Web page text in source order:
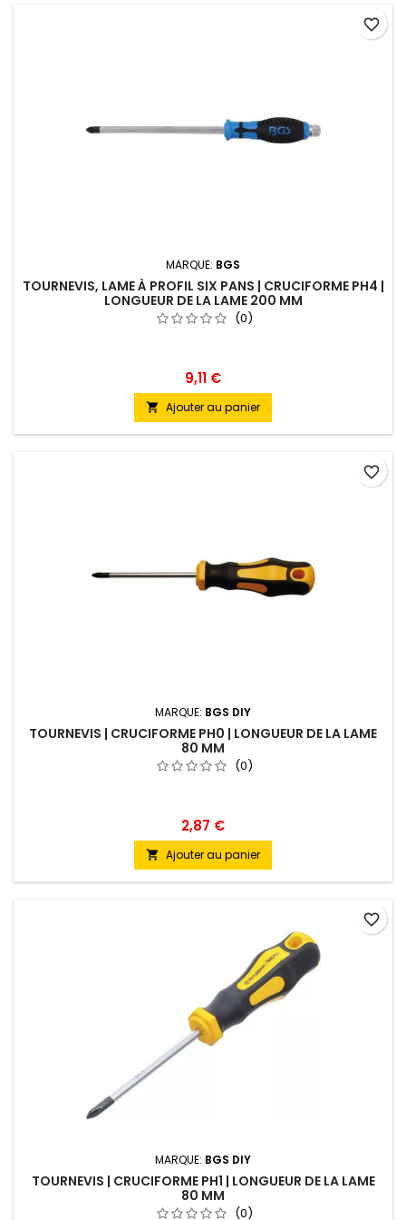
MARQUE: BGS
TOURNEVIS, LAME À PROFIL SIX PANS | CRUCIFORME PH4 |
LONGUEUR DE LA LAME 200 MM
(0)
9,11 €
 Ajouter au panier
favorite_border
MARQUE: BGS DIY
TOURNEVIS | CRUCIFORME PH0 | LONGUEUR DE LA LAME
80 MM
(0)
2,87 €
 Ajouter au panier
favorite_border
MARQUE: BGS DIY
TOURNEVIS | CRUCIFORME PH1 | LONGUEUR DE LA LAME
80 MM
(0)
favorite_border